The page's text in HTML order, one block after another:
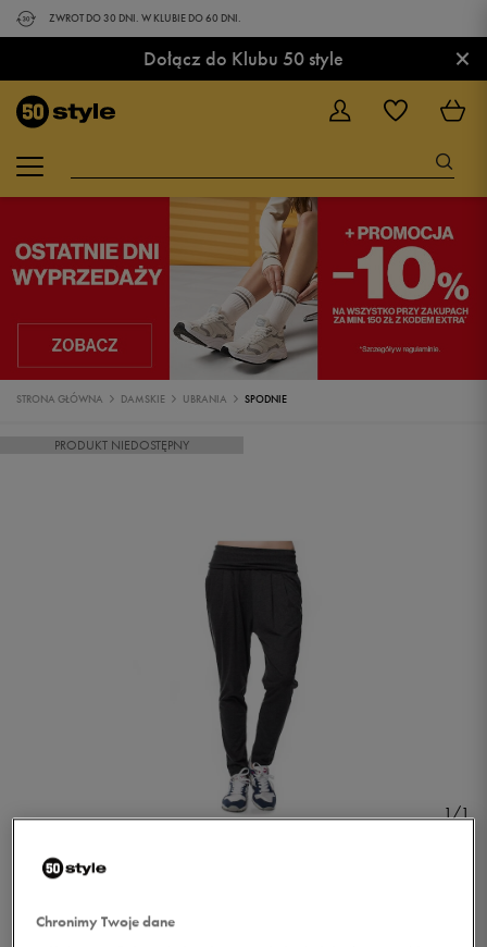
ZWROT DO 30 DNI. W KLUBIE DO 60 DNI.
Dołącz do Klubu 50 style ×
STRONA GŁÓWNA DAMSKIE UBRANIA SPODNIE
PRODUKT NIEDOSTĘPNY
1/1
Chronimy Twoje dane